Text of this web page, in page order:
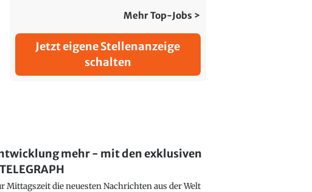
Mehr Top-Jobs >
Jetzt eigene Stellenanzeige
schalten
mehr - mit den exklusiven
die neuesten Nachrichten aus der Welt